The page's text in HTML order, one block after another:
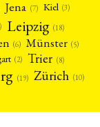
Jena (7) Kiel (3)
Leipzig (18)
(6) Münster (5)
(2) Trier (8)
(19) Zürich (10)